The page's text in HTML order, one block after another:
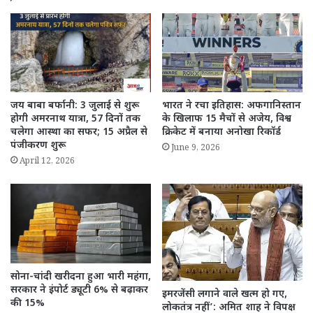
जय बाबा बर्फानी: 3 जुलाई से शुरू
होगी अमरनाथ यात्रा, 57 दिनों तक
चलेगा आस्था का सफर; 15 अप्रैल से
पंजीकरण शुरू
April 12, 2026
भारत ने रचा इतिहास: अफगानिस्तान
के खिलाफ 15 मैचों से अजेय, विश्व
क्रिकेट में बनाया अनोखा रिकॉर्ड
June 9, 2026
सोना-चांदी खरीदना हुआ भारी महंगा,
सरकार ने इंपोर्ट ड्यूटी 6% से बढ़ाकर
की 15%
इमरजेंसी लगाने वाले खत्म हो गए,
लोकतंत्र नहीं’: अमित शाह ने विपक्ष